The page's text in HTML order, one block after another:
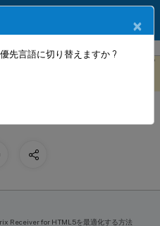
WAN WANOP 11.1
を最適化す
Receiver for HTML5を最適化する方法
×
先言語に切り替えますか ?